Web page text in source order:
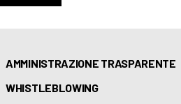
AMMINISTRAZIONE TRASPARENTE
WHISTLEBLOWING